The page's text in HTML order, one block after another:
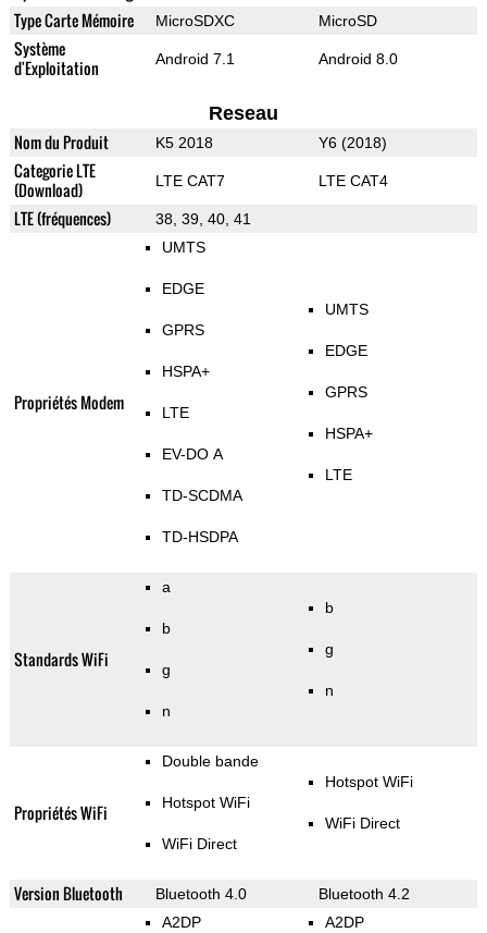
Type Carte Mémoire MicroSDXC MicroSD
Système
d'Exploitation
Android 7.1 Android 8.0
Reseau
Nom du Produit K5 2018 Y6 (2018)
Categorie LTE
(Download)
LTE CAT7 LTE CAT4
LTE (fréquences) 38, 39, 40, 41
Propriétés Modem
UMTS
EDGE
GPRS
HSPA+
LTE
EV-DO A
TD-SCDMA
TD-HSDPA
UMTS
EDGE
GPRS
HSPA+
LTE
Standards WiFi
a
b
g
n
b
g
n
Propriétés WiFi
Double bande
Hotspot WiFi
WiFi Direct
Hotspot WiFi
WiFi Direct
Version Bluetooth Bluetooth 4.0 Bluetooth 4.2
A2DP A2DP